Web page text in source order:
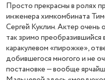
Просто прекрасны в ролях
инженера химкомбината
Сергей Куклин. Актер очень
так зримо преобразившийся
каракулевом «пирожке»,
добившегося многого и не
постановке — вообще